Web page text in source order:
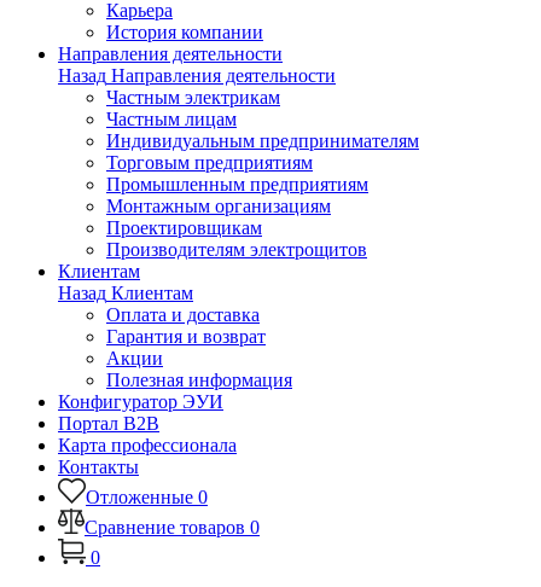
Карьера
История компании
Направления деятельности
Назад Направления деятельности
Частным электрикам
Частным лицам
Индивидуальным предпринимателям
Торговым предприятиям
Промышленным предприятиям
Монтажным организациям
Проектировщикам
Производителям электрощитов
Клиентам
Назад Клиентам
Оплата и доставка
Гарантия и возврат
Акции
Полезная информация
Конфигуратор ЭУИ
Портал B2B
Карта профессионала
Контакты
Отложенные 0
Сравнение товаров 0
0